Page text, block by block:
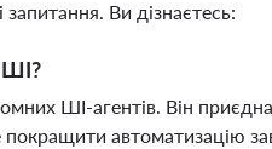
запитання. Ви дізнаєтесь:
ШІ?
ШІ-агентів. Він
автоматизацію